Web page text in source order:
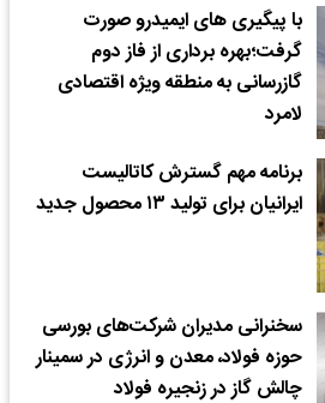
با پیگیری های ایمیدرو صورت
گرفت؛بهره برداری از فاز دوم
گازرسانی به منطقه ویژه اقتصادی
لامرد
برنامه مهم گسترش کاتالیست
ایرانیان برای تولید ۱۳ محصول جدید
سخنرانی مدیران شرکت‌های بورسی
حوزه فولاد، معدن و انرژی در سمینار
چالش گاز در زنجیره فولاد